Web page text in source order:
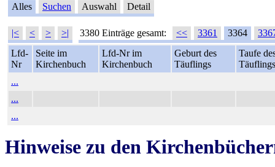
Alles Suchen Auswahl Detail
|< < > >| 3380 Einträge gesamt: << 3361 3364
Lfd-
Nr
Seite im
Kirchenbuch
Lfd-Nr im
Kirchenbuch
Geburt des
Täuflings
Taufe
Täuflings
...
...
...
Hinweise zu den